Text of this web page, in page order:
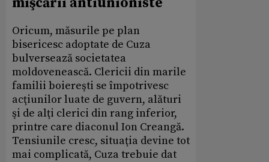
Oricum, măsurile pe plan
bisericesc adoptate de Cuza
bulversează societatea
moldovenească. Clericii din marile
familii boiereşti se împotrivesc
acţiunilor luate de guvern, alături
şi de alţi clerici din rang inferior,
printre care diaconul Ion Creangă.
Tensiunile cresc, situaţia devine tot
mai complicată, Cuza trebuie dat